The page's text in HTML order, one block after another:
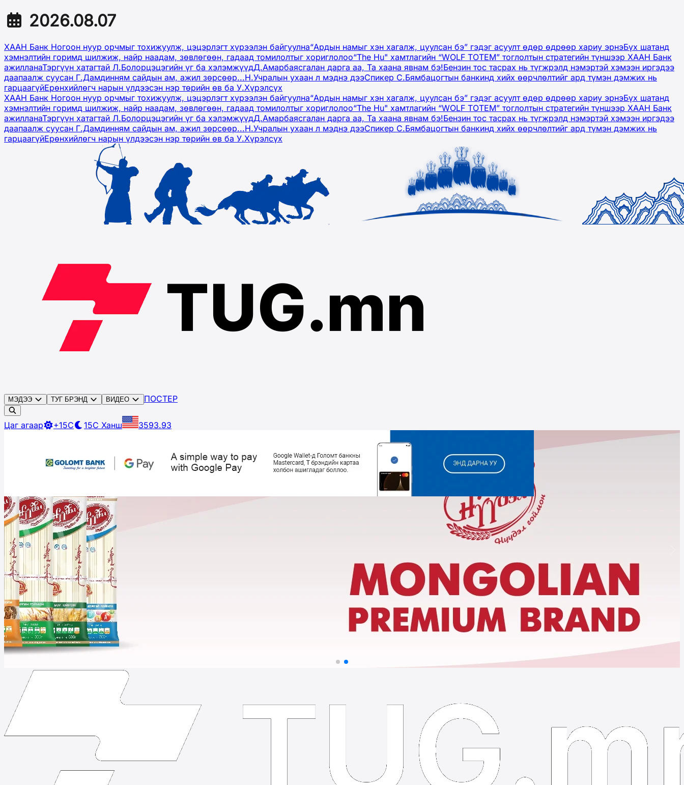
2026.08.07
ХААН Банк Ногоон нуур орчмыг тохижуулж, цэцэрлэгт хүрээлэн байгуулна“Ардын намыг хэн хагалж, цуулсан бэ” гэдэг асуулт өдөр өдрөөр хариу эрнэБүх шатанд
хэмнэлтийн горимд шилжиж, найр наадам, зөвлөгөөн, гадаад томилолтыг хориглолоо“The Hu" хамтлагийн “WOLF TOTEM” тоглолтын стратегийн түншээр ХААН Банк
ажилланаТэргүүн хатагтай Л.Болорцэцэгийн үг ба хэлэмжүүдД.Амарбаясгалан дарга аа, Та хаана явнам бэ!Бензин тос тасрах нь түгжрэлд нэмэртэй хэмээн иргэдээ
даапаалж суусан Г.Дамдинням сайдын ам, ажил зөрсөөр...Н.Учралын ухаан л мэднэ дээСпикер С.Бямбацогтын банкинд хийх өөрчлөлтийг ард түмэн дэмжих нь
гарцаагүйЕрөнхийлөгч нарын үлдээсэн нэр төрийн өв ба У.Хүрэлсүх
ХААН Банк Ногоон нуур орчмыг тохижуулж, цэцэрлэгт хүрээлэн байгуулна“Ардын намыг хэн хагалж, цуулсан бэ” гэдэг асуулт өдөр өдрөөр хариу эрнэБүх шатанд
хэмнэлтийн горимд шилжиж, найр наадам, зөвлөгөөн, гадаад томилолтыг хориглолоо“The Hu" хамтлагийн “WOLF TOTEM” тоглолтын стратегийн түншээр ХААН Банк
ажилланаТэргүүн хатагтай Л.Болорцэцэгийн үг ба хэлэмжүүдД.Амарбаясгалан дарга аа, Та хаана явнам бэ!Бензин тос тасрах нь түгжрэлд нэмэртэй хэмээн иргэдээ
даапаалж суусан Г.Дамдинням сайдын ам, ажил зөрсөөр...Н.Учралын ухаан л мэднэ дээСпикер С.Бямбацогтын банкинд хийх өөрчлөлтийг ард түмэн дэмжих нь
гарцаагүйЕрөнхийлөгч нарын үлдээсэн нэр төрийн өв ба У.Хүрэлсүх
МЭДЭЭ ТУГ БРЭНД ВИДЕО ПОСТЕР
Цаг агаар +15C 15C Ханш 3593.93